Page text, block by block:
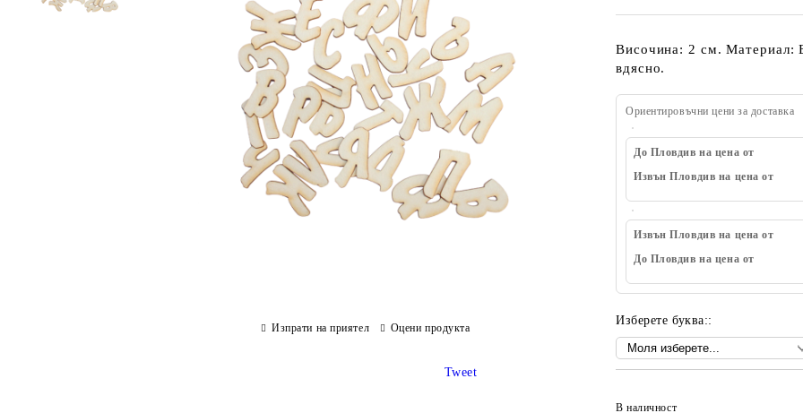
Височина: 2 см. Материал:
вдясно.
Ориентировъчни цени за доставка
До Пловдив на цена от
Извън Пловдив на цена от
Извън Пловдив на цена от
До Пловдив на цена от
Изберете буква::
В наличност
Изпрати на приятел Оцени продукта
Tweet